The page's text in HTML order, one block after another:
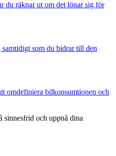
du räknar ut om det lönar sig för
som du bidrar till den
omdefiniera bilkonsumtionen och
sinnesfrid och uppnå dina